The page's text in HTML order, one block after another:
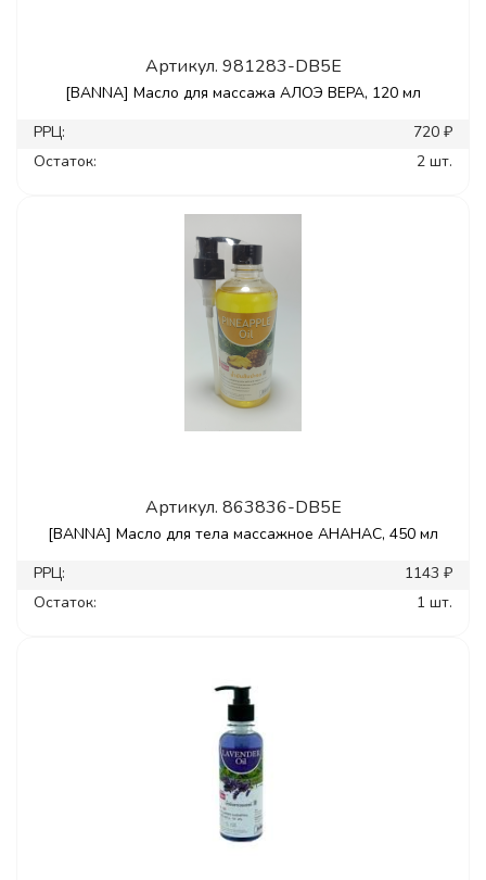
Артикул. 981283-DB5E
[BANNA] Масло для массажа АЛОЭ ВЕРА, 120 мл
РРЦ:
720 ₽
Остаток:
2 шт.
Артикул. 863836-DB5E
[BANNA] Масло для тела массажное АНАНАС, 450 мл
РРЦ:
1143 ₽
Остаток:
1 шт.